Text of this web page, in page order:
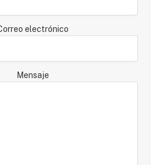
electrónico
Mensaje